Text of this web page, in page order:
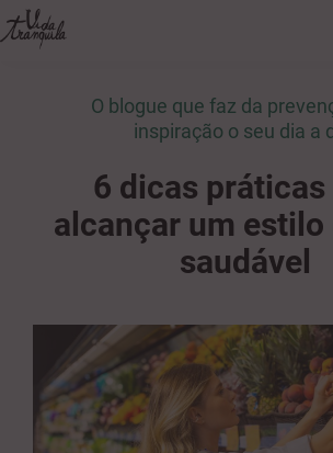
O blogue que faz da
inspiração o seu dia a
6 dicas práticas
alcançar um estilo
saudável